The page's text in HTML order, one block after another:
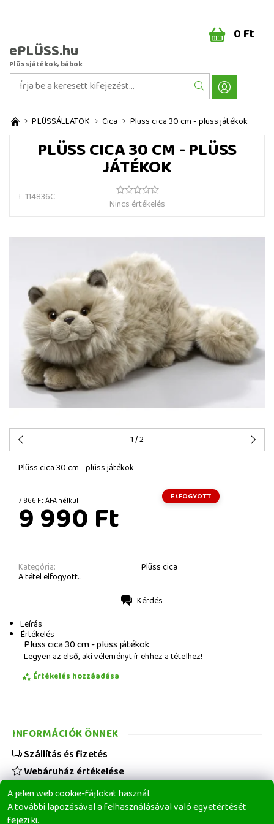
ePLÜSS.hu
Plüssjátékok, bábok
0 Ft
PLÜSSÁLLATOK Cica Plüss cica 30 cm - plüss játékok
PLÜSS CICA 30 CM - PLÜSS
JÁTÉKOK
L 114836C
Nincs értékelés
1/ 2
Plüss cica 30 cm - plüss játékok
7 866 Ft ÁFA nélkül ELFOGYOTT
9 990 Ft
Kategória: Plüss cica
A tétel elfogyott...
Kérdés
Leírás
Értékelés
Plüss cica 30 cm - plüss játékok
Legyen az első, aki véleményt ír ehhez a tételhez!
Értékelés hozzáadása
A jelen web cookie-fájlokat használ.
A további lapozásával a felhasználásával való egyetértését
fejezi ki.
INFORMÁCIÓK ÖNNEK
Szállítás és fizetés
Webáruház értékelése
Viszonteladóknak
Üzleti feltételek